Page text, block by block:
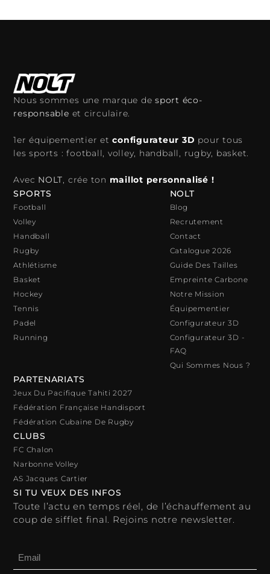
Nous sommes une marque desport éco-
responsable et circulaire.
1er équipementier etconfigurateur 3D pour tous
les sports : football, volley, handball, rugby, basket.
Avec NOLT, crée ton maillot personnalisé !
SPORTS
Football
Volley
Handball
Rugby
Athlétisme
Basket
Hockey
Tennis
Padel
Running
NOLT
Blog
Recrutement
Contact
Catalogue 2026
Guide Des Tailles
Empreinte Carbone
Notre Mission
Équipementier
Configurateur 3D
Configurateur 3D -
FAQ
Qui Sommes Nous ?
PARTENARIATS
Jeux Du Pacifique Tahiti 2027
Fédération Française Handisport
Fédération Cubaine De Rugby
CLUBS
FC Chalon
Narbonne Volley
AS Jacques Cartier
SI TU VEUX DES INFOS
Toute l’actu en temps réel, de l’échauffement au
coup de sifflet final. Rejoins notre newsletter.